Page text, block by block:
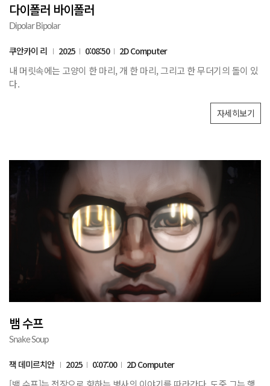
다이폴러 바이폴러
Dipolar Bipolar
쿠안카이 리 2025 0:08:50 2D Computer
내 머릿속에는 고양이 한 마리, 개 한 마리, 그리고 한 무더기의 돌이 있
다.
자세히보기
뱀 수프
Snake Soup
잭 데미르치안 2025 0:07:00 2D Computer